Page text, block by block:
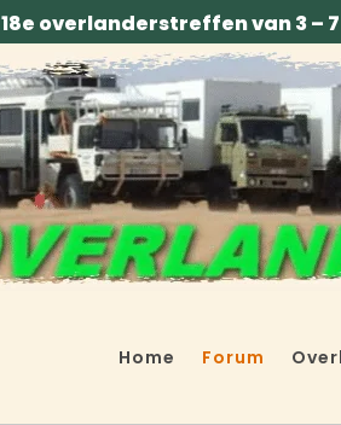
18e overlanderstreffen van 3 –
Home Forum